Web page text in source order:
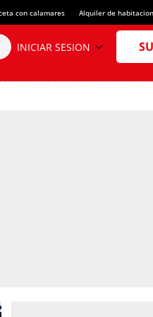
con calamares Alquiler de